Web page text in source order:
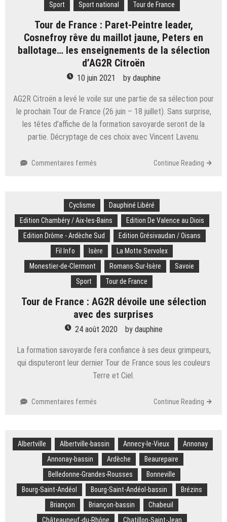
Sport
Sport national Tour de France
Tour de France : Paret-Peintre leader,
Cosnefroy rêve du maillot jaune, Peters en
ballotage… les enseignements de la sélection
d’AG2R Citroën
10 juin 2021 by dauphine
AG2R Citroën a levé le voile sur une partie de sa sélection pour
le prochain Tour de France (26 juin – 18 juillet). Sans surprise,
les têtes d’affiche de la formation savoyarde seront de la
partie. Décryptage de ces choix avec Vincent Lavenu.
Commentaires fermés
Paret-
Peintre
leader,
Cosnefroy
rêve
maillot
jaune,
Peters
en
les
de
la
sélection
Continue Reading
Cyclisme
Dauphiné Libéré
Edition Chambéry / Aix-les-Bains
Edition De Valence au Diois
Edition Drôme - Ardèche Sud
Edition Grésivaudan / Oisans
Fil Info
Isère
La Motte Servolex
Monestier-de-Clermont
Romans-Sur-Isère
Savoie
Sport
Tour de France
Tour de France : AG2R dévoile une sélection
avec des surprises
24 août 2020 by dauphine
La formation savoyarde fera confiance à ses deux grimpeurs,
qui disputeront leur dernier Tour de France sous les couleurs
Terre et Ciel.
Commentaires fermés
:
AG2R
dévoile
une
sélection
avec
des
surprises
Continue Reading
Albertville Albertville-bassin Annecy-le-Vieux
Annonay
Annonay-bassin
Ardèche
Beaurepaire
Belledonne-Grandes-Rousses
Bonneville
Bourg-Saint-Andéol
Bourg-Saint-Andéol-bassin
Brézins
Briançon
Briançon-bassin
Chabeuil
Châteauneuf-du-Rhône
Chatillon-Saint-Jean